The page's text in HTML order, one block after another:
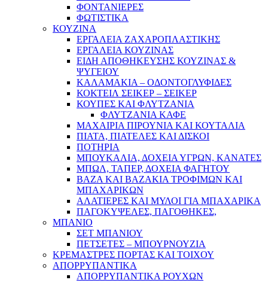
ΦΟΝΤΑΝΙΕΡΕΣ
ΦΩΤΙΣΤΙΚΑ
ΚΟΥΖΙΝΑ
ΕΡΓΑΛΕΙΑ ΖΑΧΑΡΟΠΛΑΣΤΙΚΗΣ
ΕΡΓΑΛΕΙΑ ΚΟΥΖΙΝΑΣ
ΕΙΔΗ ΑΠΟΘΗΚΕΥΣΗΣ ΚΟΥΖΙΝΑΣ &
ΨΥΓΕΙΟΥ
ΚΑΛΑΜΑΚΙΑ – ΟΔΟΝΤΟΓΛΥΦΙΔΕΣ
ΚΟΚΤΕΙΛ ΣΕΙΚΕΡ – ΣΕΙΚΕΡ
ΚΟΥΠΕΣ ΚΑΙ ΦΛΥΤΖΑΝΙΑ
ΦΛΥΤΖΑΝΙΑ ΚΑΦΕ
ΜΑΧΑΙΡΙΑ ΠΙΡΟΥΝΙΑ ΚΑΙ ΚΟΥΤΑΛΙΑ
ΠΙΑΤΑ, ΠΙΑΤΕΛΕΣ ΚΑΙ ΔΙΣΚΟΙ
ΠΟΤΗΡΙΑ
ΜΠΟΥΚΑΛΙΑ, ΔΟΧΕΙΑ ΥΓΡΩΝ, ΚΑΝΑΤΕΣ
ΜΠΩΛ, ΤΑΠΕΡ, ΔΟΧΕΙΑ ΦΑΓΗΤΟΥ
ΒΑΖΑ ΚΑΙ ΒΑΖΑΚΙΑ ΤΡΟΦΙΜΩΝ ΚΑΙ
ΜΠΑΧΑΡΙΚΩΝ
ΑΛΑΤΙΕΡΕΣ ΚΑΙ ΜΥΛΟΙ ΓΙΑ ΜΠΑΧΑΡΙΚΑ
ΠΑΓΟΚΥΨΕΛΕΣ, ΠΑΓΟΘΗΚΕΣ,
ΜΠΑΝΙΟ
ΣΕΤ ΜΠΑΝΙΟΥ
ΠΕΤΣΕΤΕΣ – ΜΠΟΥΡΝΟΥΖΙΑ
ΚΡΕΜΑΣΤΡΕΣ ΠΟΡΤΑΣ ΚΑΙ ΤΟΙΧΟΥ
ΑΠΟΡΡΥΠΑΝΤΙΚΑ
ΑΠΟΡΡΥΠΑΝΤΙΚΑ ΡΟΥΧΩΝ